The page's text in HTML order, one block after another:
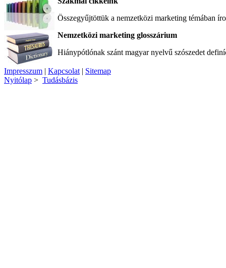
Összegyűjtöttük a nemzetközi marketing témában
Nemzetközi marketing glosszárium
Hiánypótlónak szánt magyar nyelvű szószedet
Impresszum | Kapcsolat | Sitemap
Nyitólap > Tudásbázis